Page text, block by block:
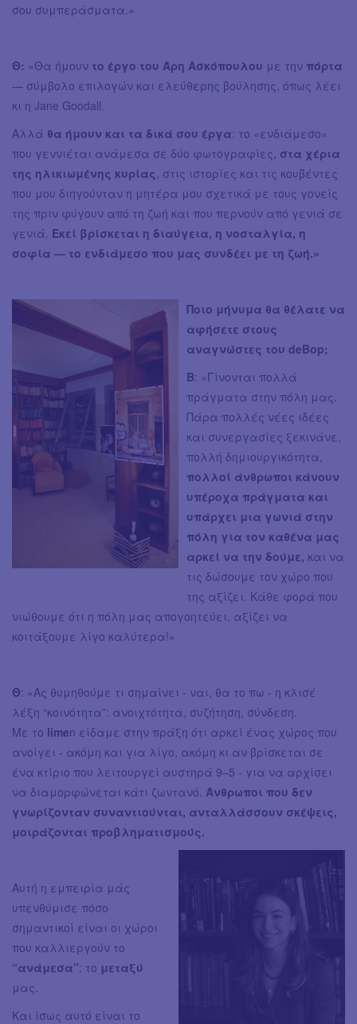
σου συμπεράσματα.»
Θ: «Θα ήμουν το έργο του Άρη Ασκόπουλου με την πόρτα
— σύμβολο επιλογών και ελεύθερης βούλησης, όπως λέει
κι η Jane Goodall.
Αλλά θα ήμουν και τα δικά σου έργα: το «ενδιάμεσο»
που γεννιέται ανάμεσα σε δύο φωτογραφίες, στα χέρια
της ηλικιωμένης κυρίας , στις ιστορίες και τις κουβέντες
που μου διηγούνταν η μητέρα μου σχετικά με τους γονείς
της πριν φύγουν από τη ζωή και που περνούν από γενιά σε
γενιά. Εκεί βρίσκεται η διαύγεια, η νοσταλγία, η
σοφία — το ενδιάμεσο που μας συνδέει με τη ζωή.»
Ποιο μήνυμα θα θέλατε να
αφήσετε στους
αναγνώστες του deBop;
Β: «Γίνονται πολλά
πράγματα στην πόλη μας.
Πάρα πολλές νέες ιδέες
και συνεργασίες ξεκινάνε,
πολλή δημιουργικότητα,
πολλοί άνθρωποι κάνουν
υπέροχα πράγματα και
υπάρχει μια γωνιά στην
πόλη για τον καθένα μας
αρκεί να την δούμε, και να
τις δώσουμε τον χώρο που
της αξίζει. Κάθε φορά που
νιώθουμε ότι η πόλη μας απογοητεύει, αξίζει να
κοιτάξουμε λίγο καλύτερα!»
Θ: «Ας θυμηθούμε τι σημαίνει - ναι, θα το πω - η κλισέ
λέξη “κοινότητα”: ανοιχτότητα, συζήτηση, σύνδεση.
Με το limen είδαμε στην πράξη ότι αρκεί ένας χώρος που
ανοίγει - ακόμη και για λίγο, ακόμη κι αν βρίσκεται σε
ένα κτίριο που λειτουργεί αυστηρά 9–5 - για να αρχίσει
να διαμορφώνεται κάτι ζωντανό. Άνθρωποι που δεν
γνωρίζονταν συναντιούνται, ανταλλάσσουν σκέψεις,
μοιράζονται προβληματισμούς.
Αυτή η εμπειρία μάς
υπενθύμισε πόσο
σημαντικοί είναι οι χώροι
που καλλιεργούν το
“ανάμεσα”: το μεταξύ
μας.
Και ίσως αυτό είναι το